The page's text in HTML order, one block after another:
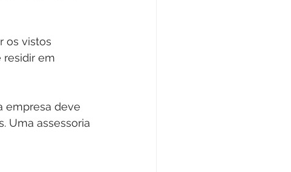
os vistos
residir em
empresa deve
Uma assessoria